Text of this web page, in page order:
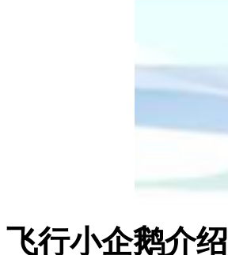
飞行小企鹅介绍